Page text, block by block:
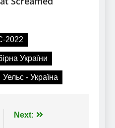
2022
України
Уельс - Україна
Next: